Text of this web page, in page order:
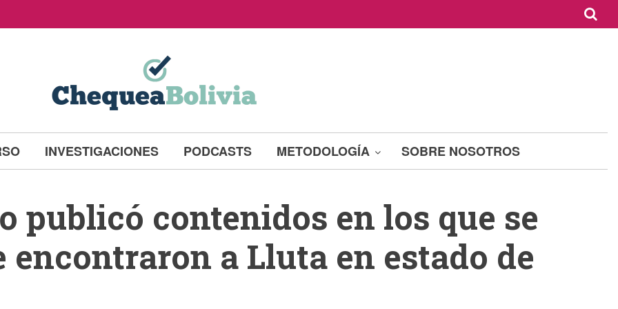
INVESTIGACIONES PODCASTS METODOLOGÍA SOBRE NOSOTROS
publicó contenidos en los que se
encontraron a Lluta en estado de